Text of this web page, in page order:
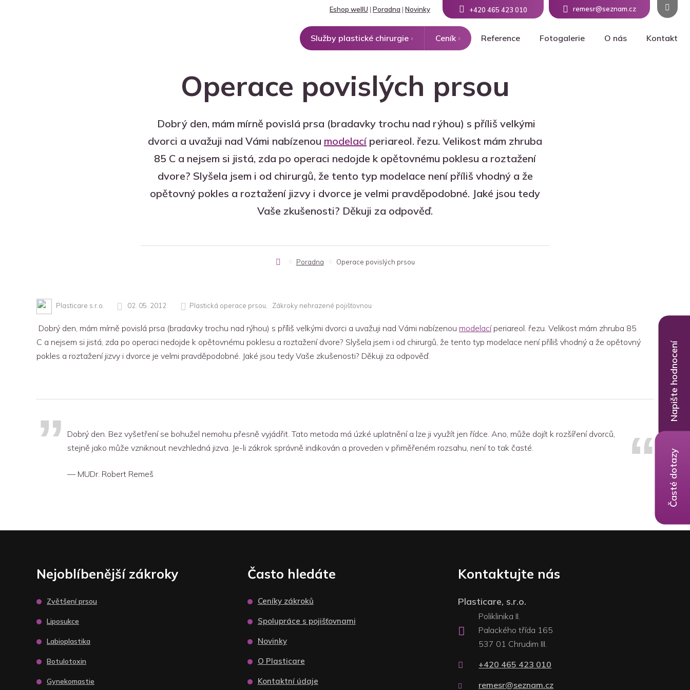
Eshop wellU | Poradna | Novinky +420 465 423 010 remesr@seznam.cz
Služby plastické chirurgie Ceník Reference Fotogalerie O nás Kontakt
Operace povislých prsou
Dobrý den, mám mírně povislá prsa (bradavky trochu nad rýhou) s příliš velkými
dvorci a uvažuji nad Vámi nabízenou modelacíperiareol. řezu. Velikost mám zhruba
85 C a nejsem si jistá, zda po operaci nedojde k opětovnému poklesu a roztažení
dvore? Slyšela jsem i od chirurgů, že tento typ modelace není příliš vhodný a že
opětovný pokles a roztažení jizvy i dvorce je velmi pravděpodobné. Jaké jsou tedy
Vaše zkušenosti? Děkuji za odpověď.
Poradna Operace povislých prsou
Plasticare s.r.o. 02. 05. 2012 Plastická operace prsou Zákroky nehrazené pojišťovnou
Dobrý den, mám mírně povislá prsa (bradavky trochu nad rýhou) s příliš velkými dvorci a uvažuji nad Vámi nabízenou modelacíperiareol. řezu. Velikost mám zhruba 85
C a nejsem si jistá, zda po operaci nedojde k opětovnému poklesu a roztažení dvore? Slyšela jsem i od chirurgů, že tento typ modelace není příliš vhodný a že opětovný
pokles a roztažení jizvy i dvorce je velmi pravděpodobné. Jaké jsou tedy Vaše zkušenosti? Děkuji za odpověď.
Dobrý den. Bez vyšetření se bohužel nemohu přesně vyjádřit. Tato metoda má úzké uplatnění a lze ji využít jen řídce. Ano, může dojít k rozšíření dvorců,
stejně jako může vzniknout nevzhledná jizva. Je-li zákrok správně indikován a proveden v přiměřeném rozsahu, není to tak časté.
MUDr. Robert Remeš
Nejoblíbenější zákroky
Zvětšení prsou
Liposukce
Labioplastika
Botulotoxin
Gynekomastie
Často hledáte
Ceníky zákroků
Spolupráce s pojišťovnami
Novinky
O Plasticare
Kontaktní údaje
Kontaktujte nás
Plasticare, s.r.o.
Poliklinika II.
Palackého třída 165
537 01 Chrudim III.
+420 465 423 010
remesr@seznam.cz
Časté dotazy
Napište hodnocení